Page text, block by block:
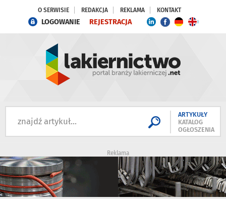
O SERWISIE REDAKCJA REKLAMA KONTAKT
LOGOWANIE REJESTRACJA
ARTYKUŁY
KATALOG
OGŁOSZENIA
Reklama